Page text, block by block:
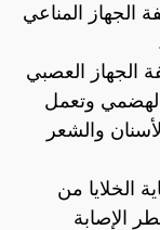
الجهاز المناعي
الجهاز العصبي
وتعمل
والشعر
الخلايا من
الإصابة